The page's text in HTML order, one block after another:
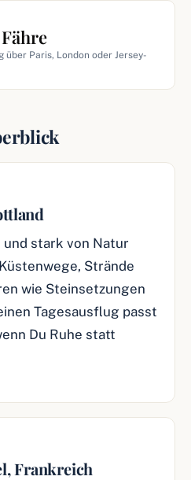
über Paris, London oder Jersey-
stark von Natur
Strände
wie Steinsetzungen
Tagesausflug passt
Du Ruhe statt
Frankreich